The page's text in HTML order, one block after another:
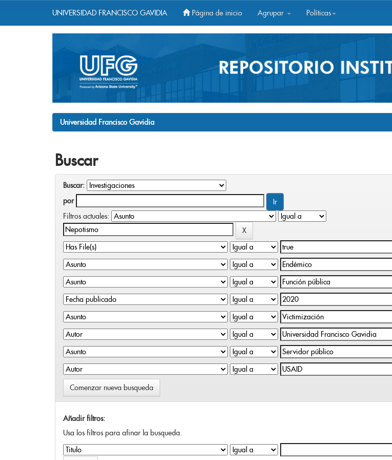
UNIVERSIDAD FRANCISCO GAVIDIA Página de inicio Agrupar Políticas
Universidad Francisco Gavidia
Buscar
Buscar:
por
Filtros actuales:
Comenzar nueva busqueda
Añadir filtros:
Usa los filtros para afinar la busqueda.